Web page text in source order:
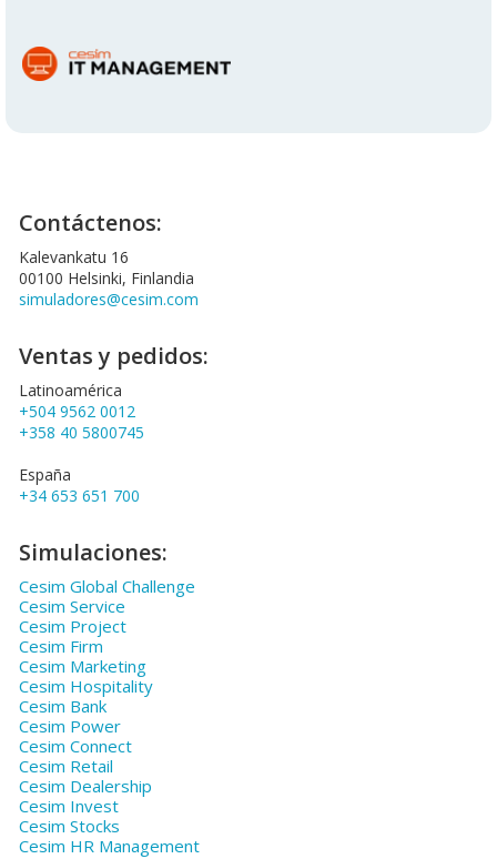
Contáctenos:
Kalevankatu 16
00100 Helsinki, Finlandia
simuladores@cesim.com
Ventas y pedidos:
Latinoamérica
+504 9562 0012
+358 40 5800745
España
+34 653 651 700
Simulaciones:
Cesim Global Challenge
Cesim Service
Cesim Project
Cesim Firm
Cesim Marketing
Cesim Hospitality
Cesim Bank
Cesim Power
Cesim Connect
Cesim Retail
Cesim Dealership
Cesim Invest
Cesim Stocks
Cesim HR Management